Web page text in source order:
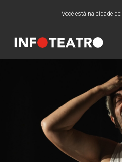
Você está na cidade de: